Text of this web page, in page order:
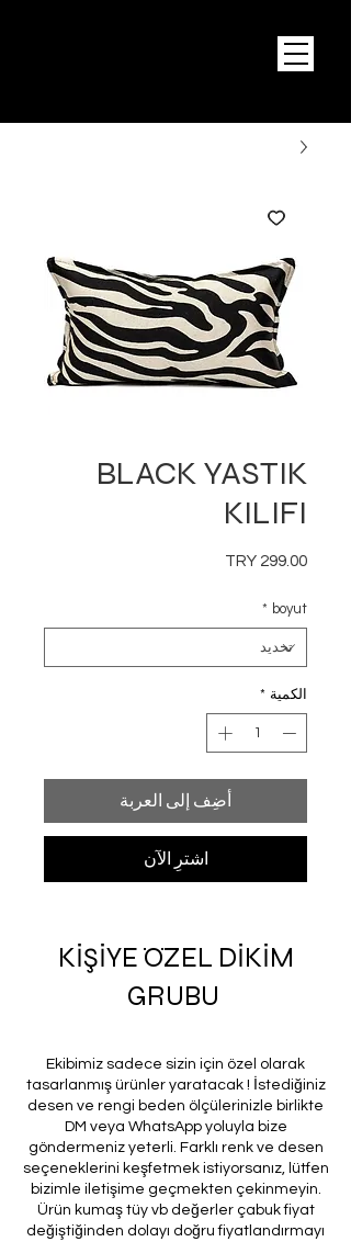
BLACK YASTIK
KILIFI
boyut
*
الكمية *
أضِف إلى العربة
اشترِ الآن
KİŞİYE ÖZEL DİKİM
GRUBU
Ekibimiz sadece sizin için özel olarak
tasarlanmış ürünler yaratacak ! İstediğiniz
desen ve rengi beden ölçülerinizle birlikte
DM veya WhatsApp yoluyla bize
göndermeniz yeterli. Farklı renk ve desen
seçeneklerini keşfetmek istiyorsanız, lütfen
bizimle iletişime geçmekten çekinmeyin.
Ürün kumaş tüy vb değerler çabuk fiyat
değiştiğinden dolayı doğru fiyatlandırmayı